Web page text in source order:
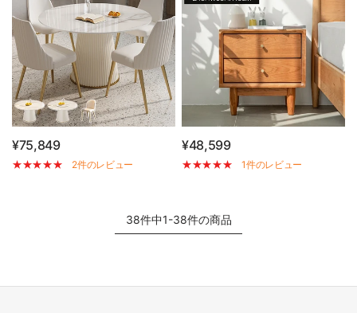
¥75,849
2件のレビュー
¥48,599
1件のレビュー
38件中1-38件の商品